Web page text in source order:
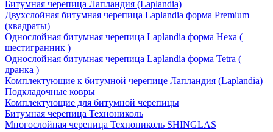
Битумная черепица Лапландия (Laplandia)
Двухслойная битумная черепица Laplandia форма Premium
(квадраты)
Однослойная битумная черепица Laplandia форма Hexa (
шестигранник )
Однослойная битумная черепица Laplandia форма Tetra (
дранка )
Комплектующие к битумной черепице Лапландия (Laplandia)
Подкладочные ковры
Комплектующие для битумной черепицы
Битумная черепица Технониколь
Многослойная черепица Технониколь SHINGLAS